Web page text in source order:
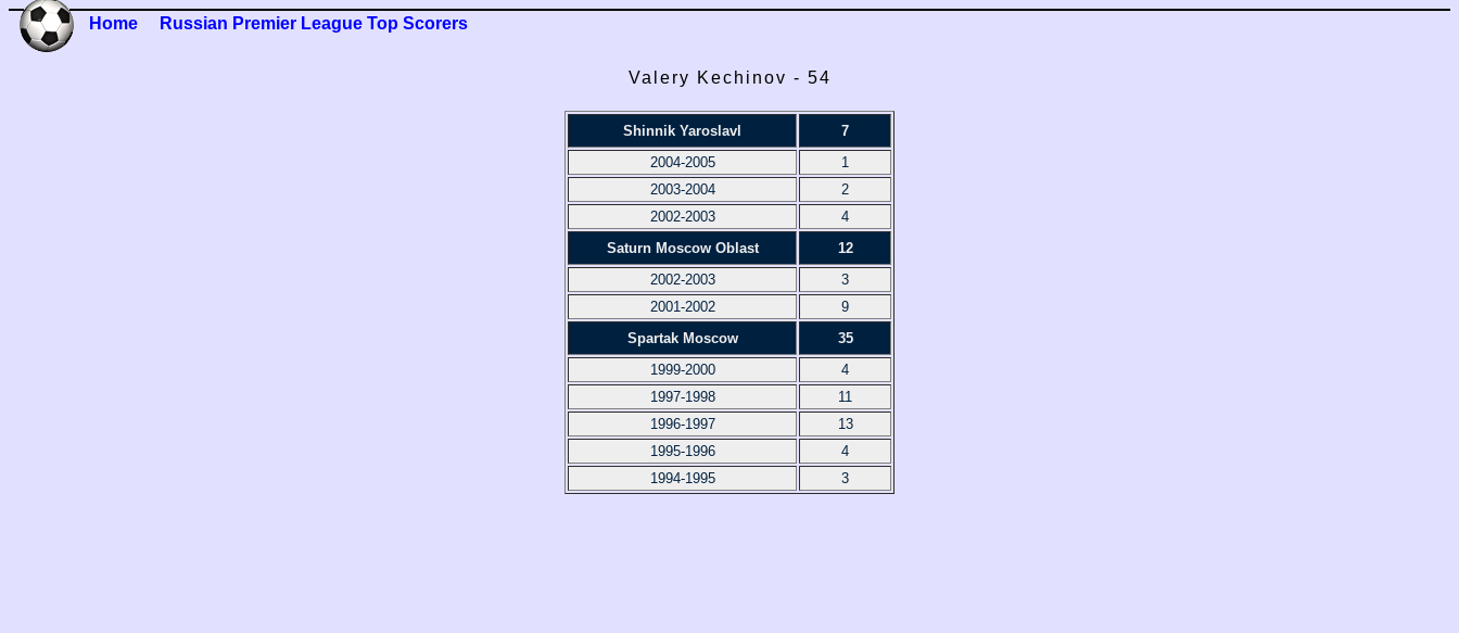
Home Russian Premier League Top Scorers
Valery Kechinov - 54
Shinnik Yaroslavl
7
2004-2005
1
2003-2004
2
2002-2003
4
Saturn Moscow Oblast
12
2002-2003
3
2001-2002
9
Spartak Moscow
35
1999-2000
4
1997-1998
11
1996-1997
13
1995-1996
4
1994-1995
3